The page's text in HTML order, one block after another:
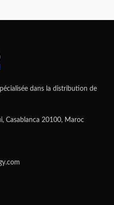
dans la distribution de
Casablanca 20100, Maroc